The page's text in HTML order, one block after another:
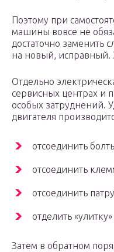
Поэтому при
машины вовсе не
достаточно заменить
на новый, исправный.
Отдельно
сервисных центрах и
особых затруднений.
двигателя
отсоединить
отсоединить
отсоединить
отделить
Затем в обратном